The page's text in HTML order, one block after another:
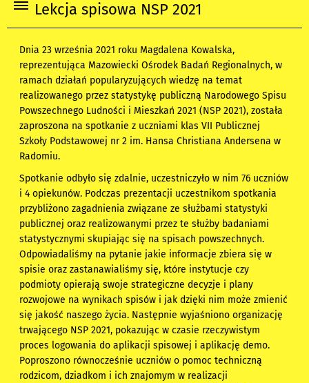
Lekcja spisowa NSP 2021
Dnia 23 września 2021 roku Magdalena Kowalska,
reprezentująca Mazowiecki Ośrodek Badań Regionalnych, w
ramach działań popularyzujących wiedzę na temat
realizowanego przez statystykę publiczną Narodowego Spisu
Powszechnego Ludności i Mieszkań 2021 (NSP 2021), została
zaproszona na spotkanie z uczniami klas VII Publicznej
Szkoły Podstawowej nr 2 im. Hansa Christiana Andersena w
Radomiu.
Spotkanie odbyło się zdalnie, uczestniczyło w nim 76 uczniów
i 4 opiekunów. Podczas prezentacji uczestnikom spotkania
przybliżono zagadnienia związane ze służbami statystyki
publicznej oraz realizowanymi przez te służby badaniami
statystycznymi skupiając się na spisach powszechnych.
Odpowiadaliśmy na pytanie jakie informacje zbiera się w
spisie oraz zastanawialiśmy się, które instytucje czy
podmioty opierają swoje strategiczne decyzje i plany
rozwojowe na wynikach spisów i jak dzięki nim może zmienić
się jakość naszego życia. Następnie wyjaśniono organizację
trwającego NSP 2021, pokazując w czasie rzeczywistym
proces logowania do aplikacji spisowej i aplikację demo.
Poproszono równocześnie uczniów o pomoc techniczną
rodzicom, dziadkom i ich znajomym w realizacji